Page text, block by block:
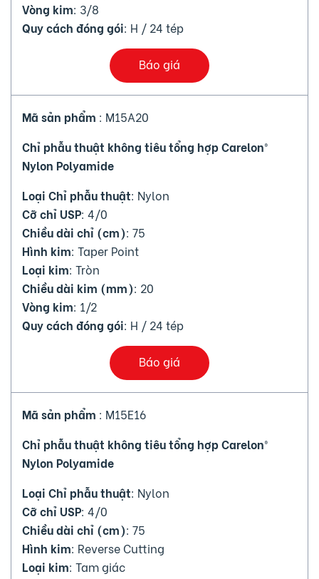
Vòng kim: 3/8
Quy cách đóng gói: H / 24 tép
Báo giá
Mã sản phẩm : M15A20
Chỉ phẫu thuật không tiêu tổng hợp Carelon®
Nylon Polyamide
Loại Chỉ phẫu thuật: Nylon
Cỡ chỉ USP: 4/0
Chiều dài chỉ (cm): 75
Hình kim: Taper Point
Loại kim: Tròn
Chiều dài kim (mm): 20
Vòng kim: 1/2
Quy cách đóng gói: H / 24 tép
Báo giá
Mã sản phẩm : M15E16
Chỉ phẫu thuật không tiêu tổng hợp Carelon®
Nylon Polyamide
Loại Chỉ phẫu thuật: Nylon
Cỡ chỉ USP: 4/0
Chiều dài chỉ (cm): 75
Hình kim: Reverse Cutting
Loại kim: Tam giác